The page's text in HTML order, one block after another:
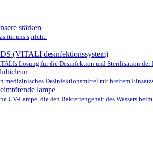
stärken
für uns spricht.
(VITALI desinfektionssystem)
Lösung für die Desinfektion und Sterilisation der
medizinisches Desinfektionsmittel mit breitem
lampe
UV-Lampe, die den Bakteriengehalt des Wassers